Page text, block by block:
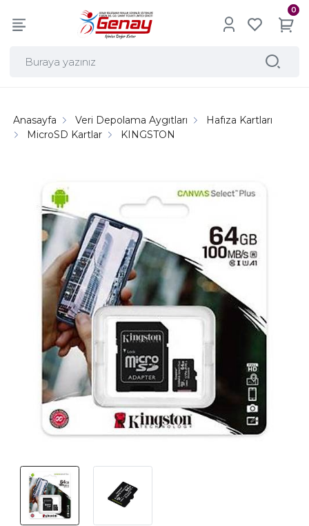
0
Anasayfa Veri Depolama Aygıtları
Hafıza Kartları
MicroSD Kartlar
KINGSTON